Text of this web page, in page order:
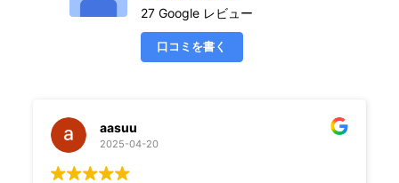
27 Google レビュー
口コミを書く
aasuu
2025-04-20